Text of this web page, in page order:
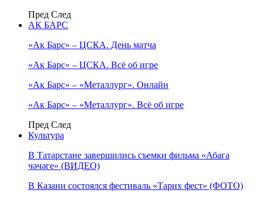
Пред След
АК БАРС
«Ак Барс» – ЦСКА. День матча
«Ак Барс» – ЦСКА. Всё об игре
«Ак Барс» – «Металлург». Онлайн
«Ак Барс» – «Металлург». Всё об игре
Пред След
Культура
В Татарстане завершились съемки фильма «Абага
чәчәге» (ВИДЕО)
В Казани состоялся фестиваль «Тарих фест» (ФОТО)